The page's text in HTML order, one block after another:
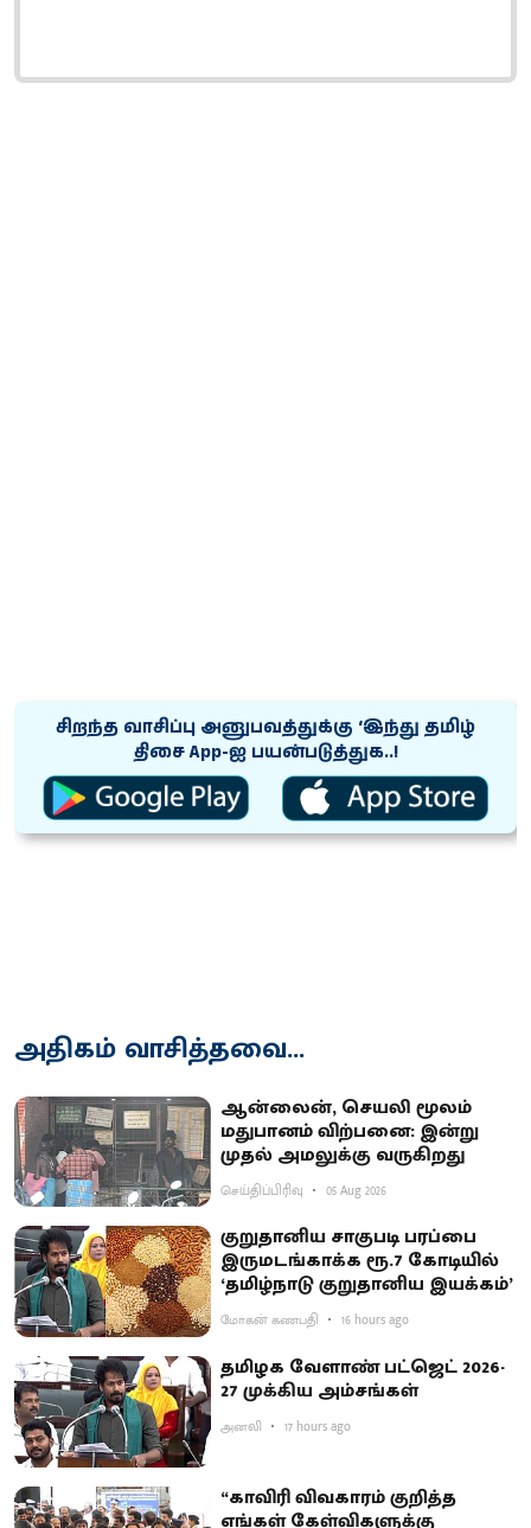
சிறந்த வாசிப்பு அனுபவத்துக்கு ‘இந்து தமிழ்
திசை App-ஐ பயன்படுத்துக..!
அதிகம் வாசித்தவை...
ஆன்லைன், செயலி மூலம்
மதுபானம் விற்பனை: இன்று
முதல் அமலுக்கு வருகிறது
செய்திப்பிரிவு 05 Aug 2026
குறுதானிய சாகுபடி பரப்பை
இருமடங்காக்க ரூ.7 கோடியில்
‘தமிழ்நாடு குறுதானிய இயக்கம்’
மோகன் கணபதி 16 hours ago
தமிழக வேளாண் பட்ஜெட் 2026-
27 முக்கிய அம்சங்கள்
அனலி 17 hours ago
“காவிரி விவகாரம் குறித்த
எங்கள் கேள்விகளுக்கு